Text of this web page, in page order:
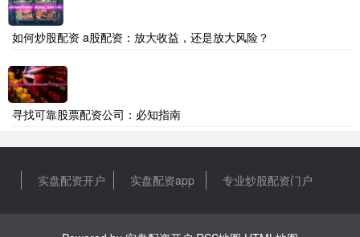
如何炒股配资 a股配资：放大收益，还是放大风险？
寻找可靠股票配资公司：必知指南
实盘配资开户 实盘配资app 专业炒股配资门户